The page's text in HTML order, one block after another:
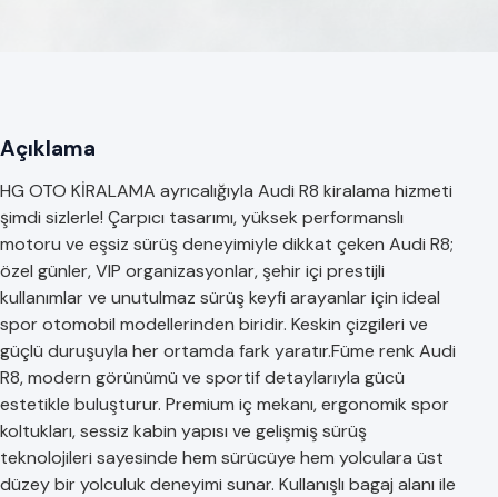
Açıklama
HG OTO KİRALAMA ayrıcalığıyla Audi R8 kiralama hizmeti
şimdi sizlerle! Çarpıcı tasarımı, yüksek performanslı
motoru ve eşsiz sürüş deneyimiyle dikkat çeken Audi R8;
özel günler, VIP organizasyonlar, şehir içi prestijli
kullanımlar ve unutulmaz sürüş keyfi arayanlar için ideal
spor otomobil modellerinden biridir. Keskin çizgileri ve
güçlü duruşuyla her ortamda fark yaratır.Füme renk Audi
R8, modern görünümü ve sportif detaylarıyla gücü
estetikle buluşturur. Premium iç mekanı, ergonomik spor
koltukları, sessiz kabin yapısı ve gelişmiş sürüş
teknolojileri sayesinde hem sürücüye hem yolculara üst
düzey bir yolculuk deneyimi sunar. Kullanışlı bagaj alanı ile